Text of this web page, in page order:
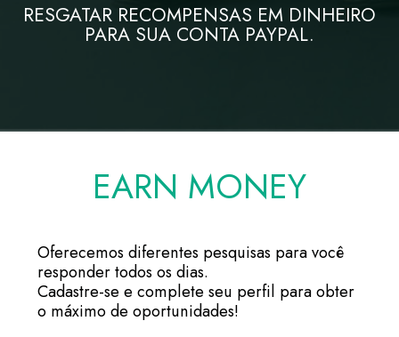
RESGATAR RECOMPENSAS EM DINHEIRO
PARA SUA CONTA PAYPAL.
EARN MONEY
Oferecemos diferentes pesquisas para você
responder todos os dias.
Cadastre-se e complete seu perfil para obter
o máximo de oportunidades!